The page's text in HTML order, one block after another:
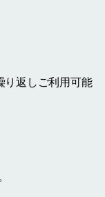
り返しご利用可能